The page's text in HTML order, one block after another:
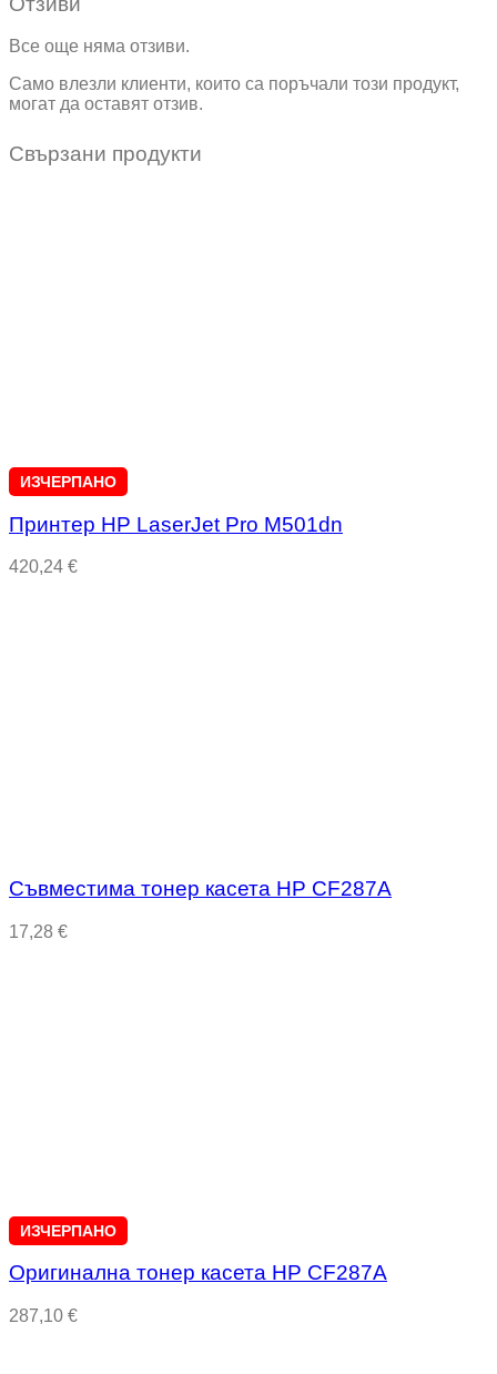
Все още няма отзиви.
Само влезли клиенти, които са поръчали този продукт,
могат да оставят отзив.
Свързани продукти
ИЗЧЕРПАНО
Принтер HP LaserJet Pro M501dn
420,24 €
Съвместима тонер касета HP CF287A
17,28 €
ИЗЧЕРПАНО
Оригинална тонер касета HP CF287A
287,10 €